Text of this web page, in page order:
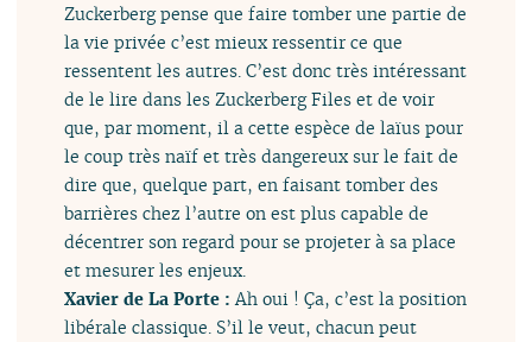
Zuckerberg pense que faire tomber une partie de
la vie privée c’est mieux ressentir ce que
ressentent les autres. C’est donc très intéressant
de le lire dans les Zuckerberg Files et de voir
que, par moment, il a cette espèce de laïus pour
le coup très naïf et très dangereux sur le fait de
dire que, quelque part, en faisant tomber des
barrières chez l’autre on est plus capable de
décentrer son regard pour se projeter à sa place
et mesurer les enjeux.
Xavier de La Porte :Ah oui ! Ça, c’est la position
libérale classique. S’il le veut, chacun peut